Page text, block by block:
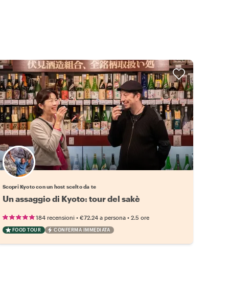
Scegli il tuo local preferito
Scopri Kyoto con un host scelto da te
Un assaggio di Kyoto: tour del sakè
184 recensioni• €72.24 a persona• 2.5 ore
FOOD TOUR CONFERMA IMMEDIATA